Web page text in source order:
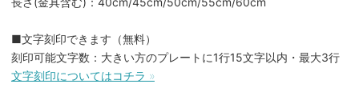
■文字刻印できます（無料）
刻印可能文字数：大きい方のプレートに1行15文字以内・最大3行
文字刻印についてはコチラ »